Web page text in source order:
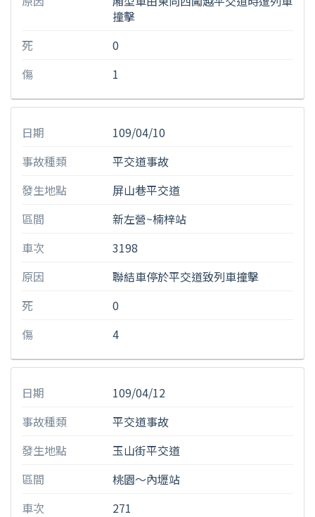
撞擊
死
0
傷
1
日期
109/04/10
事故種類
平交道事故
發生地點
屏山巷平交道
區間
新左營~楠梓站
車次
3198
原因
聯結車停於平交道致列車撞擊
死
0
傷
4
日期
109/04/12
事故種類
平交道事故
發生地點
玉山街平交道
區間
桃園〜內壢站
車次
271